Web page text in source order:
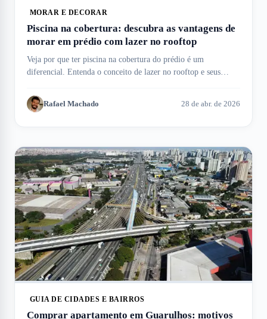
MORAR E DECORAR
Piscina na cobertura: descubra as vantagens de
morar em prédio com lazer no rooftop
Veja por que ter piscina na cobertura do prédio é um
diferencial. Entenda o conceito de lazer no rooftop e seus
Rafael Machado 28 de abr. de 2026
GUIA DE CIDADES E BAIRROS
Comprar apartamento em Guarulhos: motivos